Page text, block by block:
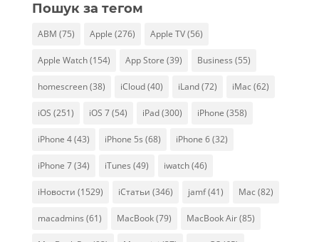
Пошук за тегом
ABM (75) Apple (276) Apple TV(56)
Apple Watch(154) App Store (39) Business (55)
homescreen(38) iCloud(40) iLand(72) iMac (62)
iOS (251) iOS 7(54) iPad(300) iPhone (358)
iPhone 4(43) iPhone 5s (68) iPhone 6(32)
iPhone 7(34) iTunes (49) iwatch(46)
iНовости (1529) iСтатьи (346) jamf(41) Mac (82)
macadmins (61) MacBook(79) MacBook Air(85)